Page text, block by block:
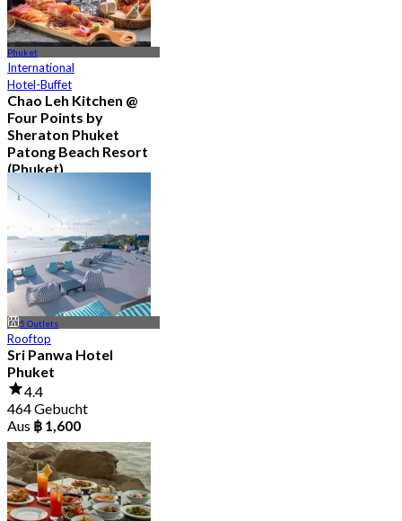
Phuket
International
Hotel-Buffet
Chao Leh Kitchen @
Four Points by
Sheraton Phuket
Patong Beach Resort
(Phuket)
5.0
78 Gebucht
฿ 470
5 Outlets
Rooftop
Sri Panwa Hotel
Phuket
4.4
464 Gebucht
Aus ฿ 1,600